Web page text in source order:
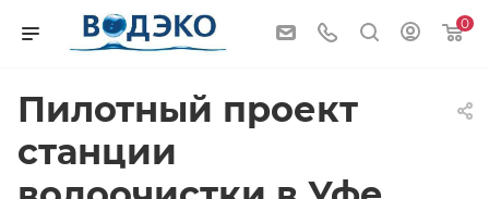
0
Пилотный проект
станции